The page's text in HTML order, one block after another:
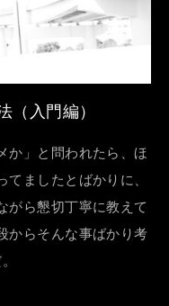
（入門編）
か」と問われたら、ほ
ましたとばかりに、
がら懇切丁寧に教えて
からそんな事ばかり考